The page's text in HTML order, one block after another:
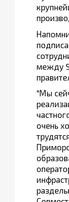
между
"Мы
очень